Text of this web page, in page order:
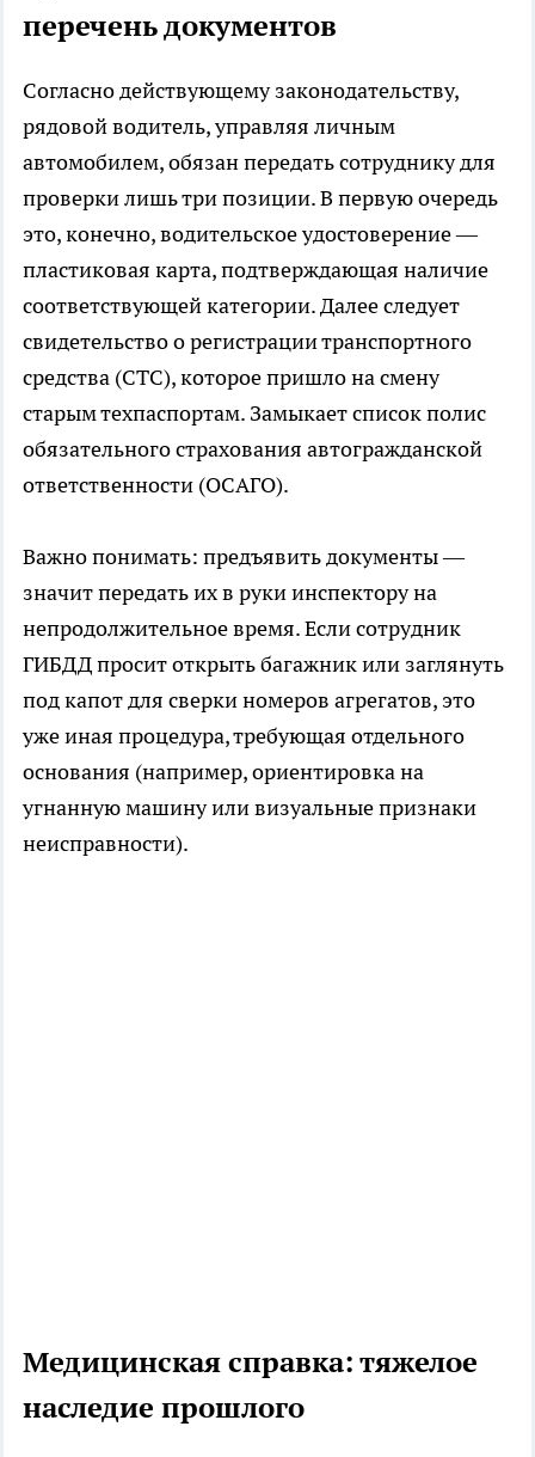
перечень документов
Согласно действующему законодательству,
рядовой водитель, управляя личным
автомобилем, обязан передать сотруднику для
проверки лишь три позиции. В первую очередь
это, конечно, водительское удостоверение —
пластиковая карта, подтверждающая наличие
соответствующей категории. Далее следует
свидетельство о регистрации транспортного
средства (СТС), которое пришло на смену
старым техпаспортам. Замыкает список полис
обязательного страхования автогражданской
ответственности (ОСАГО).
Важно понимать: предъявить документы —
значит передать их в руки инспектору на
непродолжительное время. Если сотрудник
ГИБДД просит открыть багажник или заглянуть
под капот для сверки номеров агрегатов, это
уже иная процедура, требующая отдельного
основания (например, ориентировка на
угнанную машину или визуальные признаки
неисправности).
Медицинская справка: тяжелое
наследие прошлого